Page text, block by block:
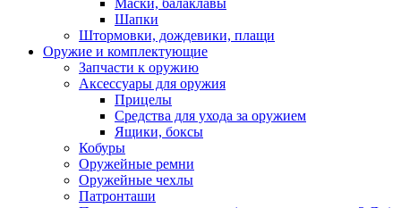
Маски, балаклавы
Шапки
Штормовки, дождевики, плащи
Оружие и комплектующие
Запчасти к оружию
Аксессуары для оружия
Прицелы
Средства для ухода за оружием
Ящики, боксы
Кобуры
Оружейные ремни
Оружейные чехлы
Патронташи